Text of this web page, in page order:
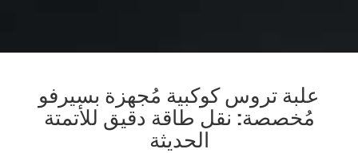
علبة تروس كوكبية مُجهزة بسيرفو
مُخصصة: نقل طاقة دقيق للأتمتة
الحديثة